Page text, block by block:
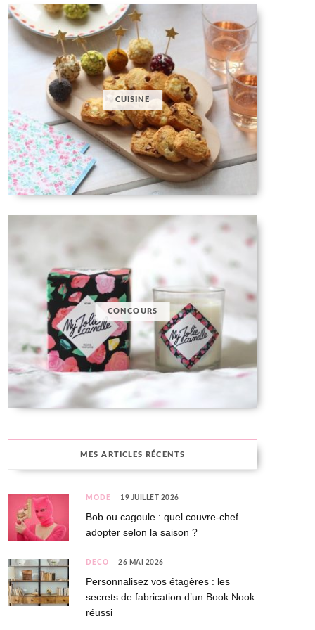
CUISINE
CONCOURS
MES ARTICLES RÉCENTS
MODE 19 JUILLET 2026
Bob ou cagoule : quel couvre-chef
adopter selon la saison ?
DÉCO 26 MAI 2026
Personnalisez vos étagères : les
secrets de fabrication d’un Book Nook
réussi